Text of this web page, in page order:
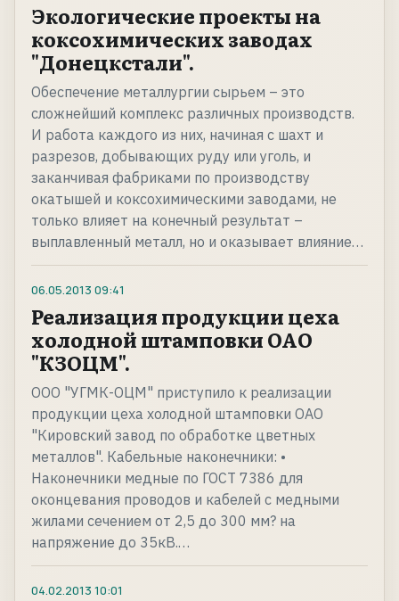
Экологические проекты на
коксохимических заводах
"Донецкстали".
Обеспечение металлургии сырьем – это
сложнейший комплекс различных производств.
И работа каждого из них, начиная с шахт и
разрезов, добывающих руду или уголь, и
заканчивая фабриками по производству
окатышей и коксохимическими заводами, не
только влияет на конечный результат –
выплавленный металл, но и оказывает влияние…
06.05.2013 09:41
Реализация продукции цеха
холодной штамповки ОАО
"КЗОЦМ".
ООО "УГМК-ОЦМ" приступило к реализации
продукции цеха холодной штамповки ОАО
"Кировский завод по обработке цветных
металлов". Кабельные наконечники: •
Наконечники медные по ГОСТ 7386 для
оконцевания проводов и кабелей с медными
жилами сечением от 2,5 до 300 мм? на
напряжение до 35кВ.…
04.02.2013 10:01